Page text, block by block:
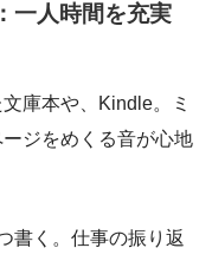
一人時間を充実
庫本や、Kindle。ミ
ジをめくる音が心地
書く。仕事の振り返